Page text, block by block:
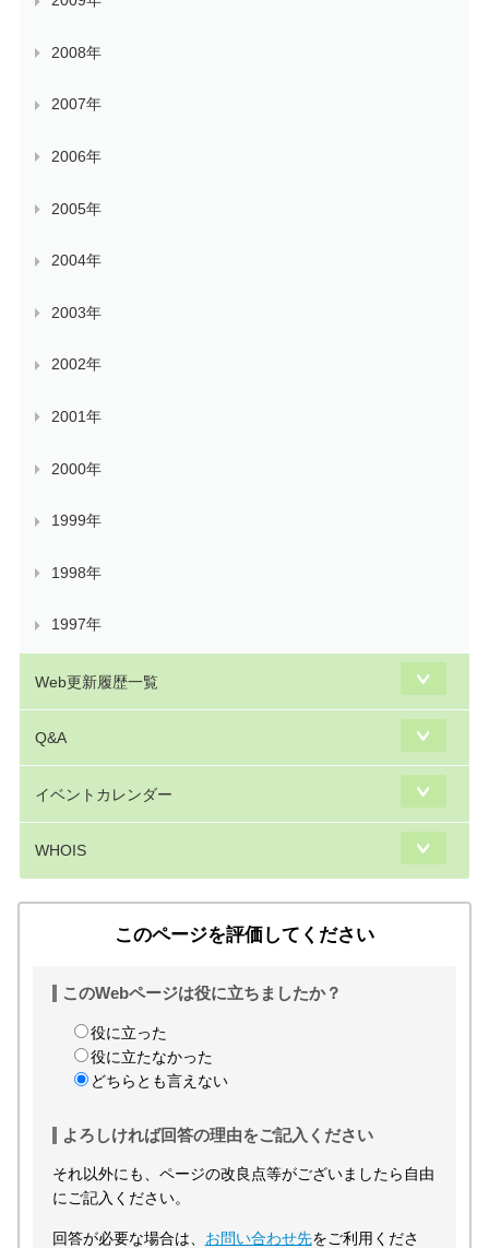
2008年
2007年
2006年
2005年
2004年
2003年
2002年
2001年
2000年
1999年
1998年
1997年
Web更新履歴一覧
Q&A
イベントカレンダー
WHOIS
このページを評価してください
このWebページは役に立ちましたか？
役に立った
役に立たなかった
どちらとも言えない
よろしければ回答の理由をご記入ください
それ以外にも、ページの改良点等がございましたら自由
にご記入ください。
回答が必要な場合は、 お問い合わせ先をご利用くださ